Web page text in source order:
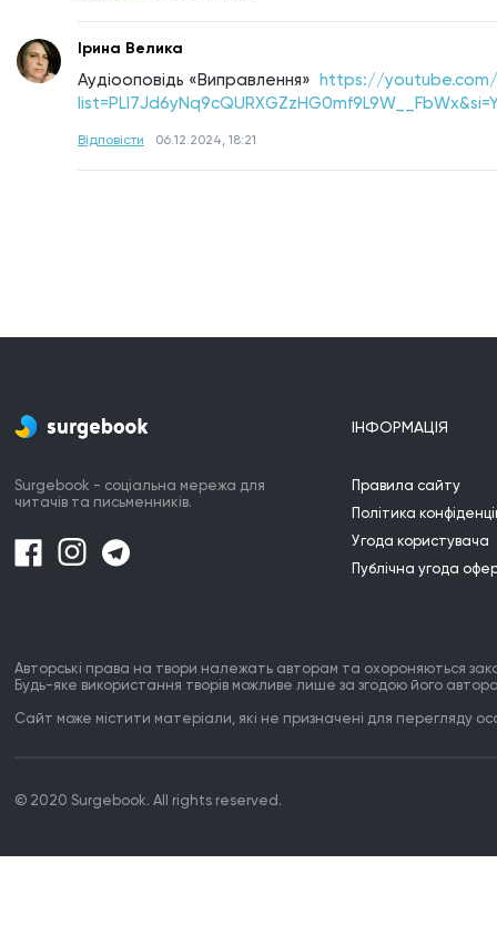
Ірина Велика
Аудіооповідь «Виправлення» https://
Відповісти 06.12.2024, 18:21
Surgebook - соціальна мережа для
читачів та письменників.
ІНФОРМАЦІЯ
Правила сайту
Політика
Угода користувача
Публічна угода
Авторські права на твори належать авторам та охороняються
Будь-яке використання творів можливе лише за згодою його
Сайт може містити матеріали, які не призначені для перегляду
© 2020 Surgebook. All rights reserved.